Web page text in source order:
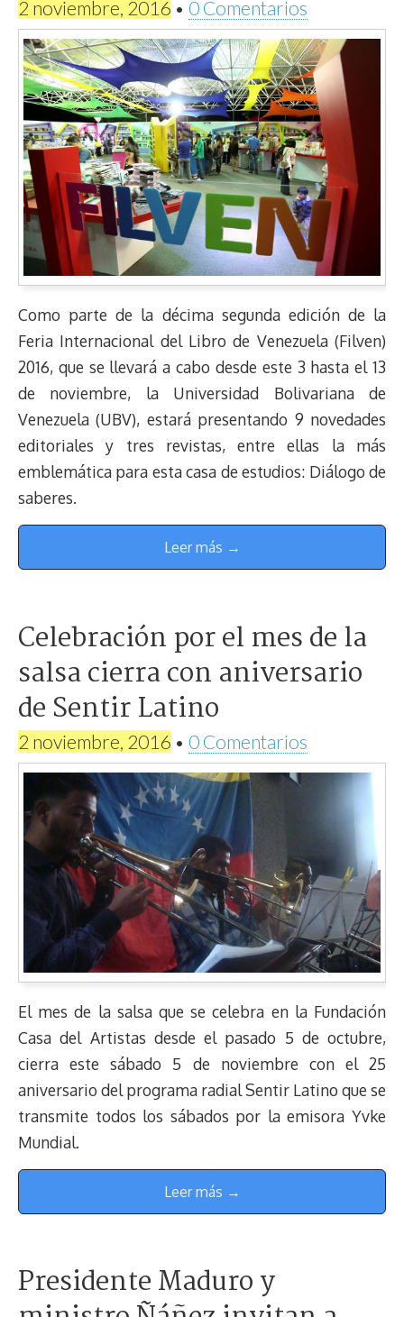
2 noviembre, 2016 • 0 Comentarios
Como parte de la décima segunda edición de la
Feria Internacional del Libro de Venezuela (Filven)
2016, que se llevará a cabo desde este 3 hasta el 13
de noviembre, la Universidad Bolivariana de
Venezuela (UBV), estará presentando 9 novedades
editoriales y tres revistas, entre ellas la más
emblemática para esta casa de estudios: Diálogo de
saberes.
Leer más →
Celebración por el mes de la
salsa cierra con aniversario
de Sentir Latino
2 noviembre, 2016 • 0 Comentarios
El mes de la salsa que se celebra en la Fundación
Casa del Artistas desde el pasado 5 de octubre,
cierra este sábado 5 de noviembre con el 25
aniversario del programa radial Sentir Latino que se
transmite todos los sábados por la emisora Yvke
Mundial.
Leer más →
Presidente Maduro y